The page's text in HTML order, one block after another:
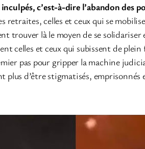
c’est-à-dire l’abandon des
retraites, celles et ceux qui se
trouver là le moyen de se solidariser
celles et ceux qui subissent de
pas pour gripper la machine
plus d’être stigmatisés, emprisonnés